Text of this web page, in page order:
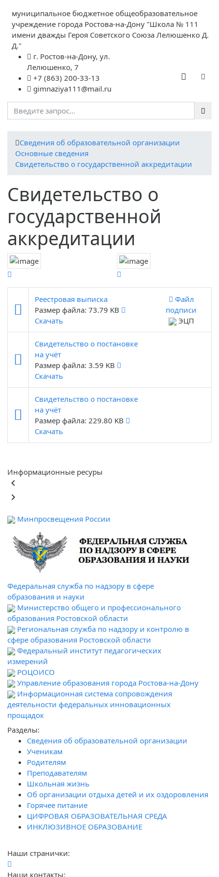
муниципальное бюджетное общеобразовательное
учреждение города Ростова-на-Дону "Школа № 111
имени дважды Героя Советского Союза Лелюшенко Д.
Д."
г. Ростов-на-Дону, ул.
Лелюшенко, 7
+7 (863) 200-33-13
gimnaziya111@mail.ru
Cведения об образовательной организации
Основные сведения
Свидетельство о государственной аккредитации
Свидетельство о
государственной
аккредитации
Реестровая выписка
Размер файла: 73.79 KB
Скачать
Файл
подписи
ЭЦП
Свидетельство о постановке
на учёт
Размер файла: 3.59 KB
Скачать
Свидетельство о постановке
на учёт
Размер файла: 229.80 KB
Скачать
Информационные ресуры
keyboard_arrow_left
keyboard_arrow_right
Минпросвещения России
Федеральная служба по надзору в сфере
образования и науки
Министерство общего и профессионального
образования Ростовской области
Региональная служба по надзору и контролю в
сфере образования Ростовской области
Федеральный институт педагогических
измерений
РОЦОИСО
Управление образования города Ростова-на-Дону
Информационная система сопровождения
деятельности федеральных инновационных
прощадок
Разделы:
Сведения об образовательной организации
Ученикам
Родителям
Преподавателям
Школьная жизнь
Об организации отдыха детей и их оздоровления
Горячее питание
ЦИФРОВАЯ ОБРАЗОВАТЕЛЬНАЯ СРЕДА
ИНКЛЮЗИВНОЕ ОБРАЗОВАНИЕ
Наши странички:
Наши контакты: